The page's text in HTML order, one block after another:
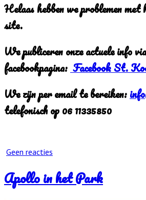
Helaas hebben we problemen met
site.
We publiceren onze actuele info
facebookpagina: Facebook St.
We zijn per email te bereiken:
telefonisch op 06 11335850
Geen reacties
Apollo in het Park